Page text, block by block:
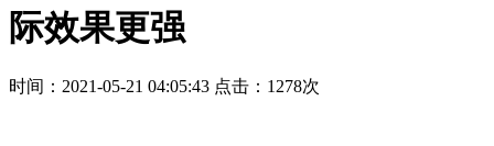
际效果更强
时间：2021-05-21 04:05:43 点击：1278次